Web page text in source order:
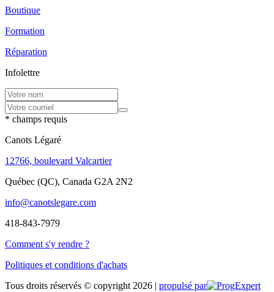
Boutique
Formation
Réparation
Infolettre
* champs requis
Canots Légaré
12766, boulevard Valcartier
Québec (QC), Canada G2A 2N2
info@canotslegare.com
418-843-7979
Comment s'y rendre ?
Politiques et conditions d'achats
Tous droits réservés © copyright 2026 | propulsé par